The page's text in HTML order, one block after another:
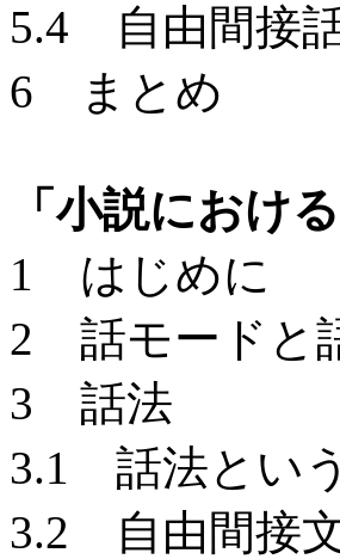
5.4 自由間接
6 まとめ
「小説におけ
1 はじめに
2 話モードと
3 話法
3.1 話法とい
3.2 自由間接